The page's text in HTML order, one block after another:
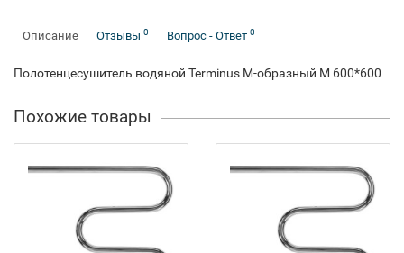
Описание Отзывы 0 Вопрос - Ответ 0
Полотенцесушитель водяной Terminus M-образный М 600*600
Похожие товары